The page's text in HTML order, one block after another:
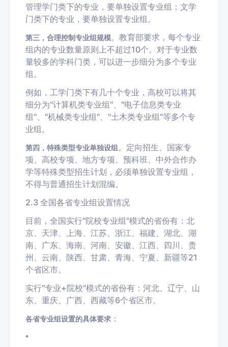
管理学门类下的专业，要单独设置专业组；文学
门类下的专业，要单独设置专业组。
第三，合理控制专业组规模。教育部要求，每个专业
组内的专业数量原则上不超过10个。对于专业数
量较多的学科门类，可以进一步细分为多个专业
组。
例如，工学门类下有几十个专业，高校可以将其
细分为"计算机类专业组"、"电子信息类专业
组"、"机械类专业组"、"土木类专业组"等多个专
业组。
第四，特殊类型专业单独设组。 定向招生 、国家专
项、高校专项、地方专项、预科班、中外合作办
学等特殊类型招生计划，必须单独设置专业组，
不得与普通招生计划混编。
2.3 全国各省专业组设置情况
目前，全国实行"院校专业组"模式的省份有：北
京、天津、上海、江苏、浙江、福建、湖北、湖
南、广东、海南、河南、安徽、江西、四川、贵
州、云南、陕西、甘肃、青海、宁夏、新疆等21
个省区市。
实行"专业+院校"模式的省份有：河北、辽宁、山
东、重庆、广西、西藏等6个省区市。
各省专业组设置的具体要求 ：
•